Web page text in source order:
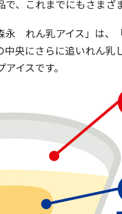
、これまでにもさまざ
永 れん乳アイス」は
中央にさらに追いれん乳
イスです。